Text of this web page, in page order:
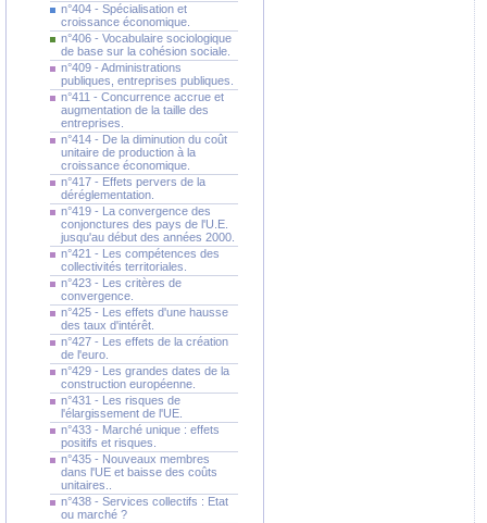
n°404 - Spécialisation et
croissance économique.
n°406 - Vocabulaire sociologique
de base sur la cohésion sociale.
n°409 - Administrations
publiques, entreprises publiques.
n°411 - Concurrence accrue et
augmentation de la taille des
entreprises.
n°414 - De la diminution du coût
unitaire de production à la
croissance économique.
n°417 - Effets pervers de la
déréglementation.
n°419 - La convergence des
conjonctures des pays de l'U.E.
jusqu'au début des années 2000.
n°421 - Les compétences des
collectivités territoriales.
n°423 - Les critères de
convergence.
n°425 - Les effets d'une hausse
des taux d'intérêt.
n°427 - Les effets de la création
de l'euro.
n°429 - Les grandes dates de la
construction européenne.
n°431 - Les risques de
l'élargissement de l'UE.
n°433 - Marché unique : effets
positifs et risques.
n°435 - Nouveaux membres
dans l'UE et baisse des coûts
unitaires..
n°438 - Services collectifs : Etat
ou marché ?